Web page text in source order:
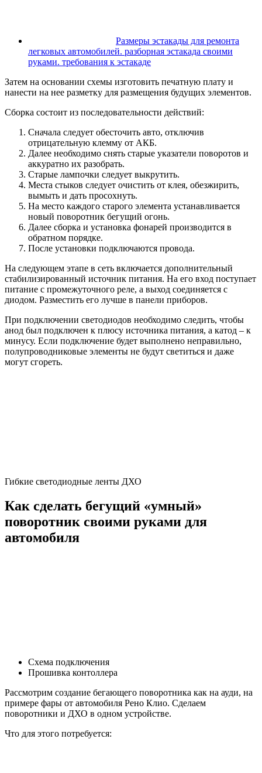
Размеры эстакады для ремонта
легковых автомобилей. разборная эстакада своими
руками. требования к эстакаде
Затем на основании схемы изготовить печатную плату и
нанести на нее разметку для размещения будущих элементов.
Сборка состоит из последовательности действий:
Сначала следует обесточить авто, отключив
отрицательную клемму от АКБ.
Далее необходимо снять старые указатели поворотов и
аккуратно их разобрать.
Старые лампочки следует выкрутить.
Места стыков следует очистить от клея, обезжирить,
вымыть и дать просохнуть.
На место каждого старого элемента устанавливается
новый поворотник бегущий огонь.
Далее сборка и установка фонарей производится в
обратном порядке.
После установки подключаются провода.
На следующем этапе в сеть включается дополнительный
стабилизированный источник питания. На его вход поступает
питание с промежуточного реле, а выход соединяется с
диодом. Разместить его лучше в панели приборов.
При подключении светодиодов необходимо следить, чтобы
анод был подключен к плюсу источника питания, а катод – к
минусу. Если подключение будет выполнено неправильно,
полупроводниковые элементы не будут светиться и даже
могут сгореть.
Гибкие светодиодные ленты ДХО
Как сделать бегущий «умный»
поворотник своими руками для
автомобиля
Cхема подключения
Прошивка контоллера
Рассмотрим создание бегающего поворотника как на ауди, на
примере фары от автомобиля Рено Клио. Сделаем
поворотники и ДХО в одном устройстве.
Что для этого потребуется: